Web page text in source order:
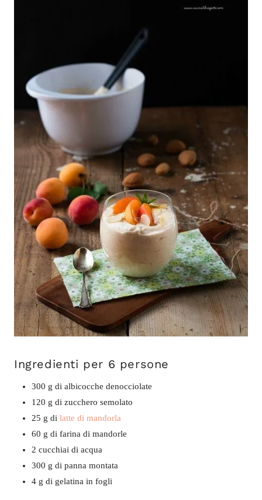
Ingredienti per 6 persone
300 g di albicocche denocciolate
120 g di zucchero semolato
25 g di latte di mandorla
60 g di farina di mandorle
2 cucchiai di acqua
300 g di panna montata
4 g di gelatina in fogli